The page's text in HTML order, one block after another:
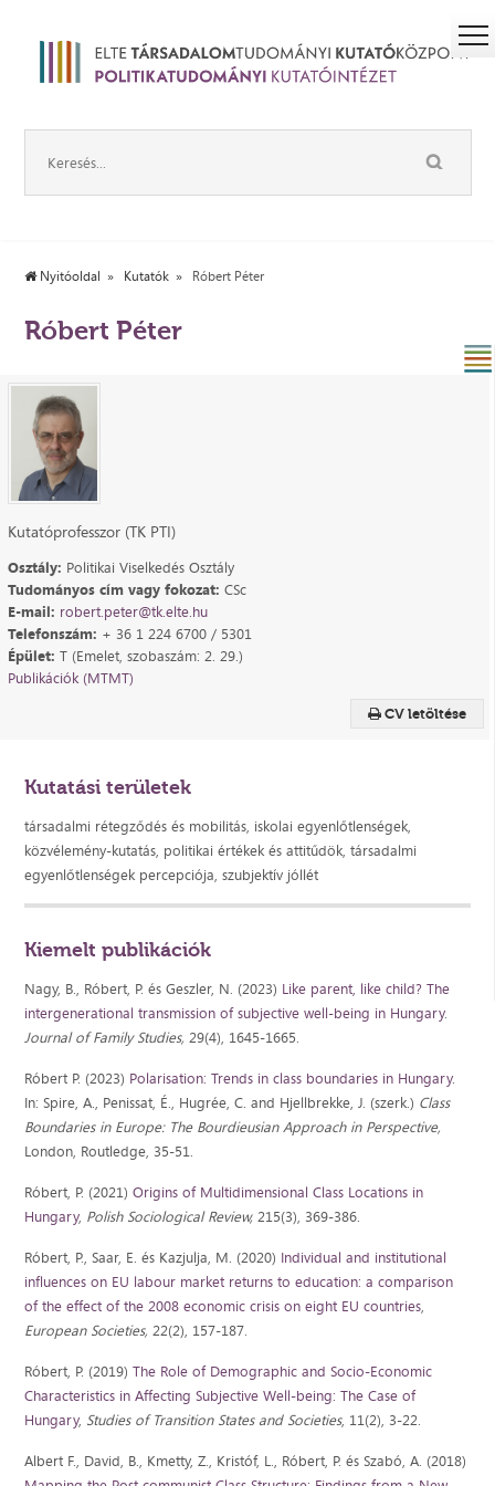
Nyitóoldal Kutatók Róbert Péter
Róbert Péter
CV letöltése
Kutatóprofesszor (TK PTI)
Osztály: Politikai Viselkedés Osztály
Tudományos cím vagy fokozat: CSc
E-mail: robert.peter@tk.elte.hu
Telefonszám: + 36 1 224 6700 / 5301
Épület: T (Emelet, szobaszám: 2. 29.)
Publikációk (MTMT)
Kutatási területek
társadalmi rétegződés és mobilitás, iskolai egyenlőtlenségek,
közvélemény-kutatás, politikai értékek és attitűdök, társadalmi
egyenlőtlenségek percepciója, szubjektív jóllét
Kiemelt publikációk
Nagy, B., Róbert, P. és Geszler, N. (2023) Like parent, like child? The
intergenerational transmission of subjective well-being in Hungary.
Journal of Family Studies, 29(4), 1645-1665.
Róbert P. (2023) Polarisation: Trends in class boundaries in Hungary.
In: Spire, A., Penissat, É., Hugrée, C. and Hjellbrekke, J. (szerk.) Class
Boundaries in Europe: The Bourdieusian Approach in Perspective,
London, Routledge, 35-51.
Róbert, P. (2021)Origins of Multidimensional Class Locations in
Hungary, Polish Sociological Review, 215(3), 369-386.
Róbert, P., Saar, E. és Kazjulja, M. (2020) Individual and institutional
influences on EU labour market returns to education: a comparison
of the effect of the 2008 economic crisis on eight EU countries
European Societies, 22(2), 157-187.
Róbert, P. (2019)The Role of Demographic and Socio-Economic
Characteristics in Affecting Subjective Well-being: The Case of
Hungary, Studies of Transition States and Societies, 11(2), 3-22.
Albert F., David, B., Kmetty, Z., Kristóf, L., Róbert, P. és Szabó, A. (2018)